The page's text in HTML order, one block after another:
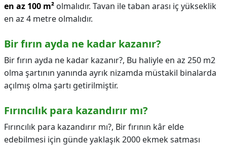
en az 100 m² olmalıdır. Tavan ile taban arası iç yükseklik
en az 4 metre olmalıdır.
Bir fırın ayda ne kadar kazanır?
Bir fırın ayda ne kadar kazanır?, Bu haliyle en az 250 m2
olma şartının yanında ayrık nizamda müstakil binalarda
açılmış olma şartı getirilmiştir.
Fırıncılık para kazandırır mı?
Fırıncılık para kazandırır mı?, Bir fırının kâr elde
edebilmesi için günde yaklaşık 2000 ekmek satması